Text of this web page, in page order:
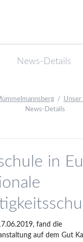
News-Details
Unser
News-Details
in
fand die
auf dem Gut